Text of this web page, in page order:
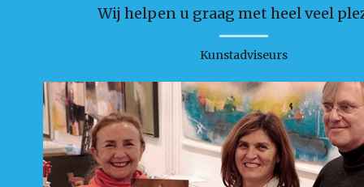
Wij helpen u graag met heel veel
Kunstadviseurs